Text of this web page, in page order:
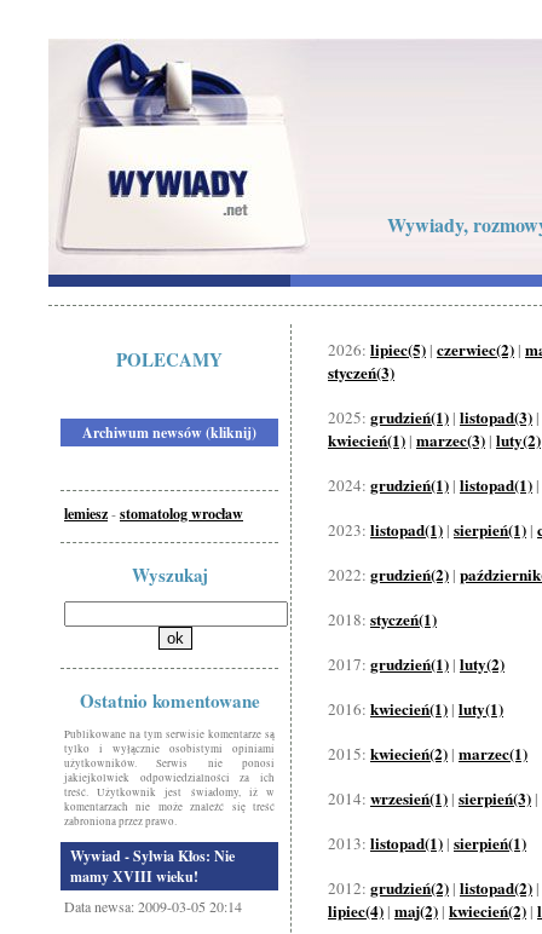
Wywiady,
POLECAMY
Archiwum newsów (kliknij)
lemiesz-stomatolog wrocław
Wyszukaj
Ostatnio komentowane
Publikowane na tym serwisie komentarze są
tylko i wyłącznie osobistymi opiniami
użytkowników. Serwis nie ponosi
jakiejkolwiek odpowiedzialności za ich
treść. Użytkownik jest świadomy, iż w
komentarzach nie może znaleźć się treść
zabroniona przez prawo.
Wywiad - Sylwia Kłos: Nie
mamy XVIII wieku!
Data newsa: 2009-03-05 20:14
2026: lipiec(5) | czerwiec(2) |
styczeń(3)
2025: grudzień(1) | listopad(3) |
kwiecień(1) | marzec(3) | luty(2)
2024: grudzień(1) | listopad(1) |
2023: listopad(1) | sierpień(1) |
2022: grudzień(2) |
2018: styczeń(1)
2017: grudzień(1) | luty(2)
2016: kwiecień(1) | luty(1)
2015: kwiecień(2) | marzec(1)
2014: wrzesień(1) | sierpień(3) |
2013: listopad(1) | sierpień(1)
2012: grudzień(2) | listopad(2) |
lipiec(4) | maj(2) | kwiecień(2) |